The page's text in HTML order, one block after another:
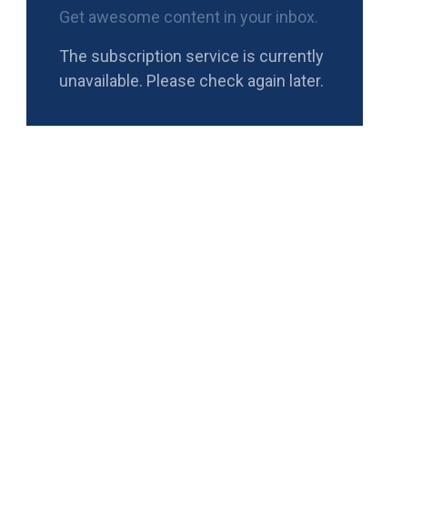
Get awesome content in your inbox.
The subscription service is currently
unavailable. Please check again later.